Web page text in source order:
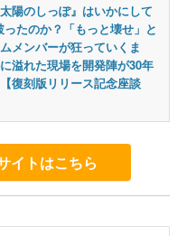
陽のしっぽ』はいかにして
たのか？「もっと壊せ」と
メンバーが狂っていくま
溢れた現場を開発陣が30年
復刻版リリース記念座談
イトはこちら